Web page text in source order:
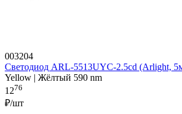
003204
Светодиод ARL-5513UYC-2.5cd (Arlight,
Yellow | Жёлтый 590 nm
1276
₽/шт